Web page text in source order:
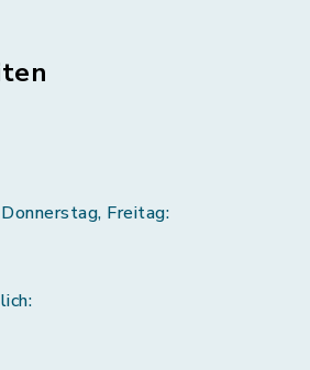
Freitag: